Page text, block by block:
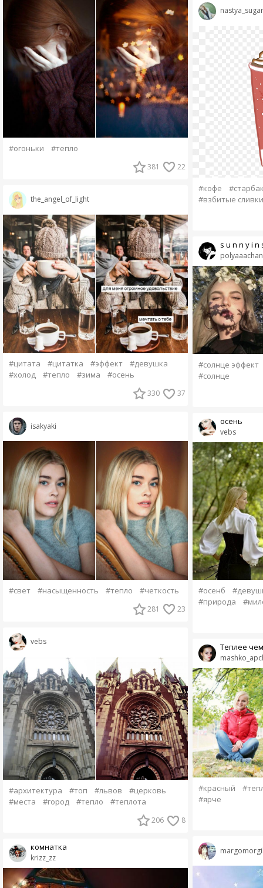
#огоньки #тепло
381 22
the_angel_of_light
#цитата #цитатка #эффект
#девушка
#холод
#тепло #зима #осень
330 37
isakyaki
#свет #насыщенность #тепло #четкость
281 23
vebs
#архитектура #топ #львов
#церковь
#места
#город #тепло #теплота
206 8
krizz_zz
комнатка
nastya_sugar
#кофе
#взбитые сливки
s u n n y i n
#солнце эффект
#солнце
vebs
осень
#осенб
#природа
Теплее
#красный
#ярче